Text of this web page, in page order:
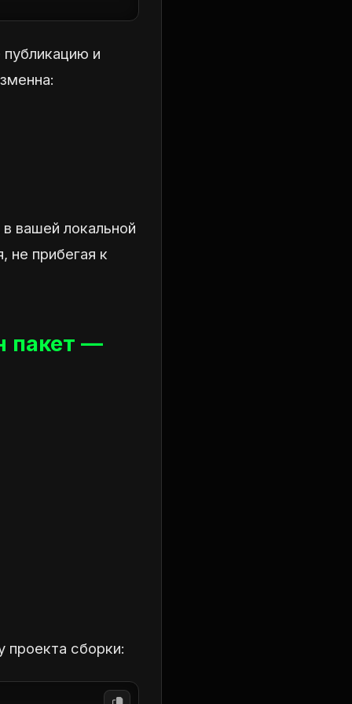
и
вашей локальной
не прибегая к
пакет —
проекта сборки: